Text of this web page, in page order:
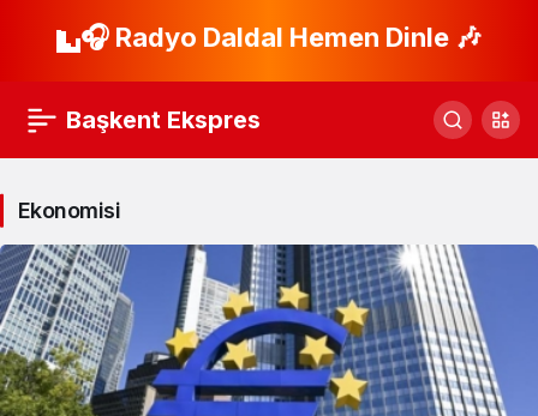
🎧 Radyo Daldal Hemen Dinle 🎶
Başkent Ekspres
Ekonomisi